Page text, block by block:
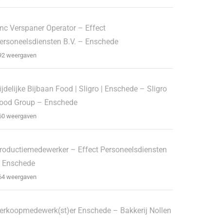
Verspaner Operator – Effect
B.V. – Enschede
weergaven
Bijbaan Food | Sligro | Enschede – Sligro
Group – Enschede
weergaven
– Effect Personeelsdiensten
weergaven
Enschede – Bakkerij Nollen